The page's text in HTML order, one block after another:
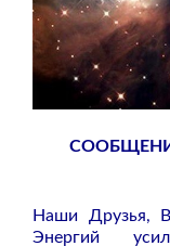
Наши Друзья,
Энергий